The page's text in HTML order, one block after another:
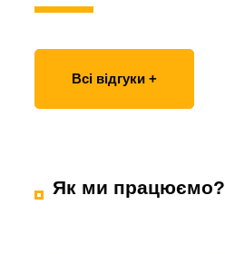
Всі відгуки +
Як ми працюємо?